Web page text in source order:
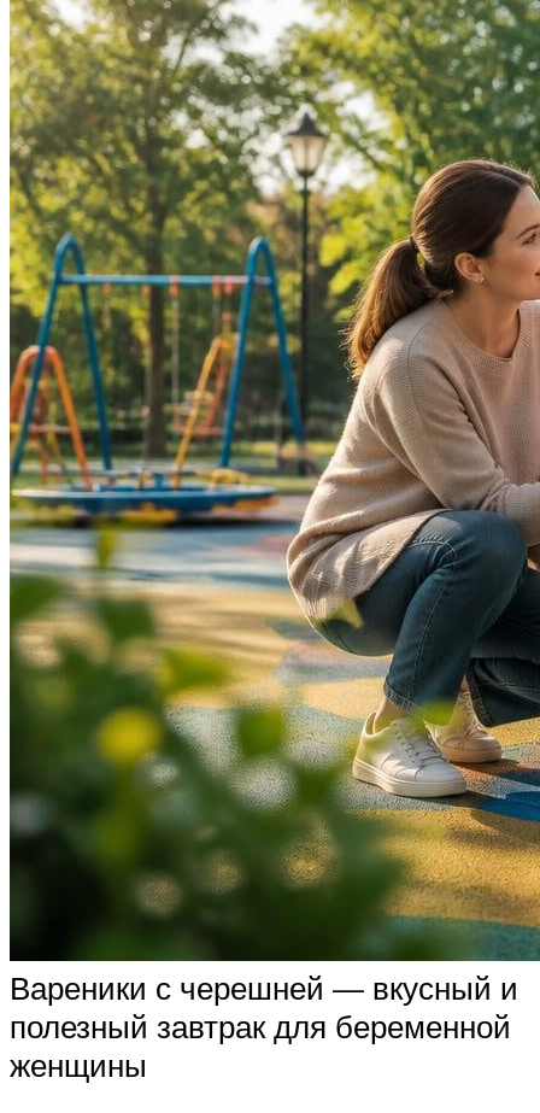
Вареники с черешней — вкусный и
полезный завтрак для беременной
женщины